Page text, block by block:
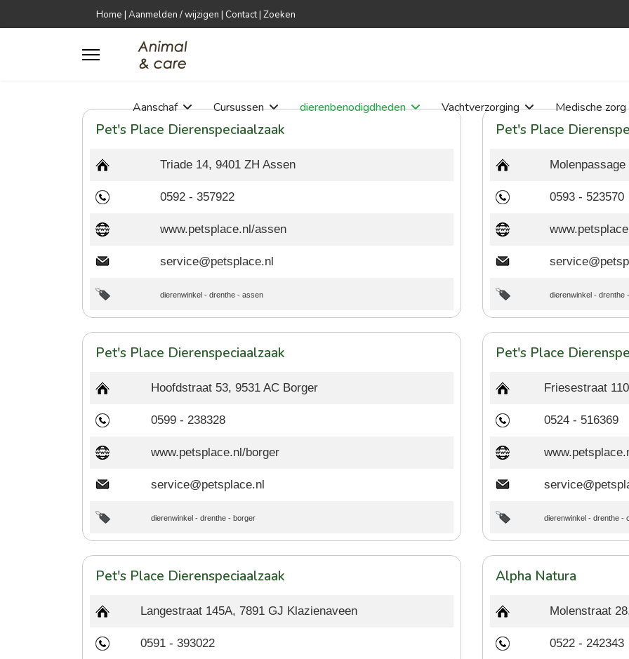
Home | Aanmelden / wijzigen | Contact| Zoeken
Aanschaf Cursussen dierenbenodigdheden Vachtverzorging Medische zorg
Pet's Place Dierenspeciaalzaak
Triade 14, 9401 ZH Assen
0592 - 357922
www.petsplace.nl/assen
service@petsplace.nl
dierenwinkel - drenthe - assen
Pet's Place
0593 - 523570
dierenwinkel - drenthe -
Pet's Place Dierenspeciaalzaak
Hoofdstraat 53, 9531 AC Borger
0599 - 238328
www.petsplace.nl/borger
service@petsplace.nl
dierenwinkel - drenthe - borger
Pet's Place
Friesestraat
0524 - 516369
dierenwinkel - drenthe -
Pet's Place Dierenspeciaalzaak
Langestraat 145A, 7891 GJ Klazienaveen
0591 - 393022
Alpha Natura
Molenstraat
0522 - 242343